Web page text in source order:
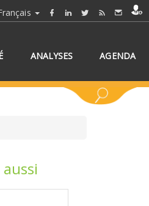
ANALYSES AGENDA